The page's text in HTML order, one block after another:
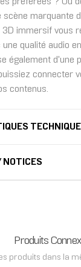
scène marquante
immersif vous
qualité audio
également d'une
connecter
contenus.
NOTICES
Produits
produits dans la